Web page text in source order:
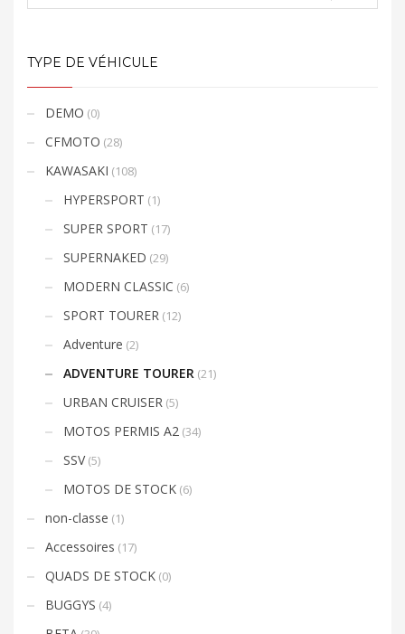
TYPE DE VÉHICULE
DEMO (0)
CFMOTO (28)
KAWASAKI (108)
HYPERSPORT (1)
SUPER SPORT (17)
SUPERNAKED (29)
MODERN CLASSIC (6)
SPORT TOURER (12)
Adventure (2)
ADVENTURE TOURER (21)
URBAN CRUISER (5)
MOTOS PERMIS A2 (34)
SSV (5)
MOTOS DE STOCK (6)
non-classe (1)
Accessoires (17)
QUADS DE STOCK (0)
BUGGYS (4)